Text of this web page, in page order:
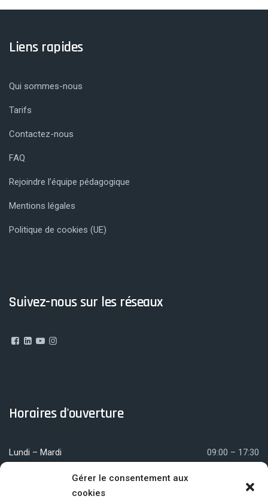
Gérer le consentement aux
cookies
Liens rapides
Qui sommes-nous
Tarifs
Contactez-nous
FAQ
Rejoindre l’équipe pédagogique
Mentions légales
Politique de cookies (UE)
Suivez-nous sur les réseaux
Horaires d'ouverture
Lundi – Mardi 09:00 – 17:30